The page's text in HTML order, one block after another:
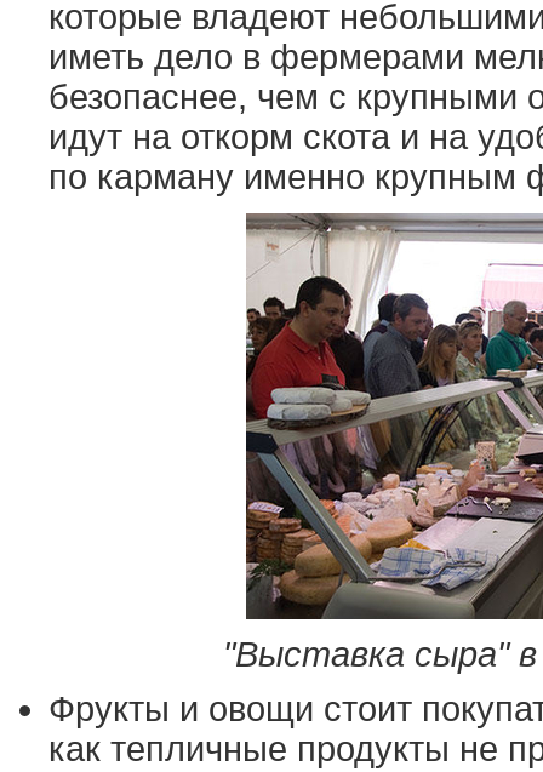
которые владеют
иметь дело в фермерами
безопаснее, чем с крупными
идут на откорм скота и на
по карману именно крупным
"Выставка сыра"
Фрукты и овощи стоит
как тепличные продукты не